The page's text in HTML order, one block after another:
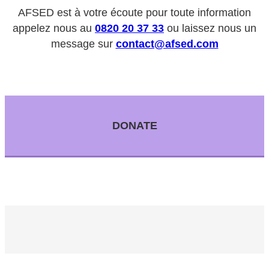
AFSED est à votre écoute pour toute information
appelez nous au 0820 20 37 33 ou laissez nous un
message sur contact@afsed.com
DONATE